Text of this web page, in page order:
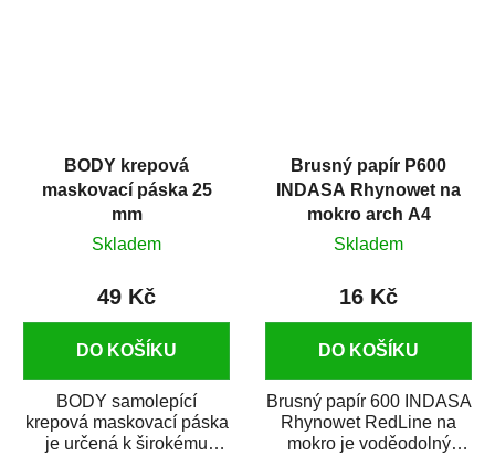
BODY krepová
maskovací páska 25
mm
Skladem
49 Kč
DO KOŠÍKU
BODY samolepící
krepová maskovací páska
je určená k širokému
Brusný papír P600
INDASA Rhynowet na
mokro arch A4
Skladem
16 Kč
DO KOŠÍKU
Brusný papír 600 INDASA
Rhynowet RedLine na
mokro je voděodolný